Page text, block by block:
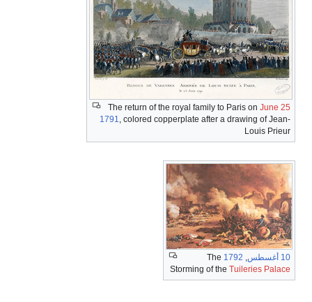
The return of the royal family to Paris on June 25
1791, colored copperplate after a drawing of Jean-
Louis Prieur
10 أغسطس 1792
The
Storming of the Tuileries Palace